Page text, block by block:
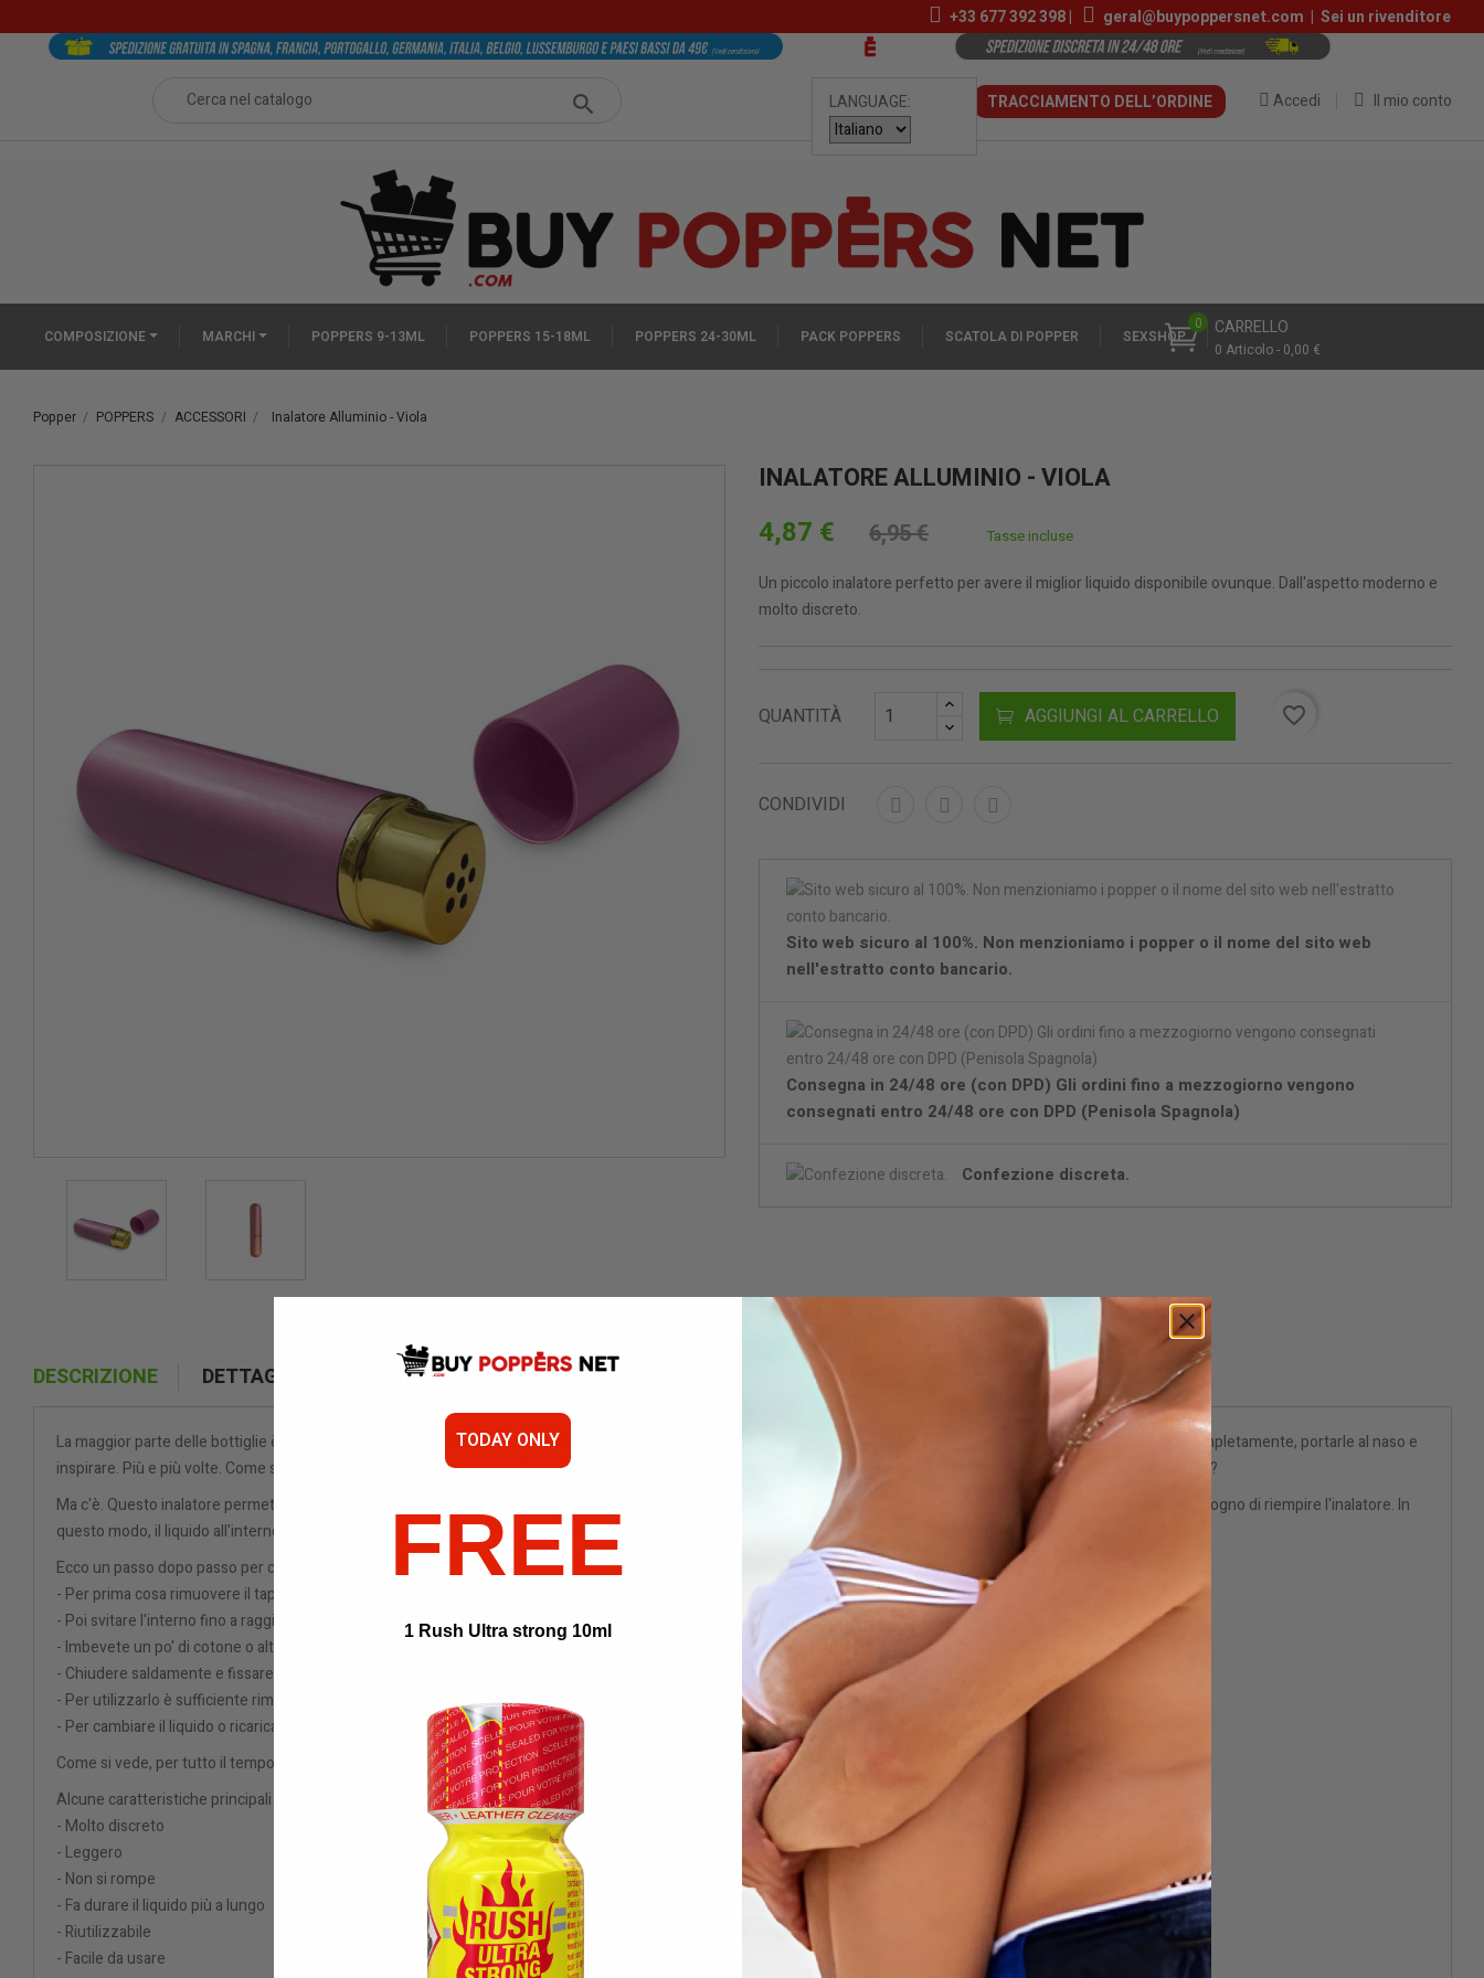
+33 677 392 398| geral@buypoppersnet.com | Sei un rivenditore
LANGUAGE: Il mio conto
Accedi
TRACCIAMENTO DELL’ORDINE
CARRELLO
0 Articolo - 0,00 €
0
COMPOSIZIONE MARCHI POPPERS 9-13ML POPPERS 15-18ML POPPERS 24-30ML PACK POPPERS SCATOLA DI POPPER SEXSHOP
Popper POPPERS ACCESSORI Inalatore Alluminio - Viola
INALATORE ALLUMINIO - VIOLA
4,87 € 6,95 € Tasse incluse
Un piccolo inalatore perfetto per avere il miglior liquido disponibile ovunque. Dall'aspetto moderno e
molto discreto.
QUANTITÀ AGGIUNGI AL CARRELLO favorite_border
CONDIVIDI
Sito web sicuro al 100%. Non menzioniamo i popper o il nome del sito web
nell'estratto conto bancario.
Consegna in 24/48 ore (con DPD) Gli ordini fino a mezzogiorno vengono
consegnati entro 24/48 ore con DPD (Penisola Spagnola)
Confezione discreta.
DESCRIZIONE DETTAGLI DEL PRODOTTO
La maggior parte delle bottiglie è come è oggi da anni. Sì, ci sono nuovi tappi, nuovi materiali o nuove aperture, ma il modo di usarle è sempre lo stesso. Bisogna aprirle completamente, portarle al naso e
inspirare. Più e più volte. Come sapete, i liquidi evaporano molto rapidamente, quindi se ci fosse un modo per evitare di aprire il flacone così spesso sarebbe fantastico, no?
Ma c'è. Questo inalatore permette di riempire il flacone solo come indicato qui sotto e, per un po' di tempo, di non doverlo più riaprire. Dovrete farlo solo quando avrete bisogno di riempire l'inalatore. In
questo modo, il liquido all'interno del flacone evaporerà più lentamente e si otterrà una maggiore quantità di liquido.
Ecco un passo dopo passo per capire quanto sia facile utilizzarlo:
- Per prima cosa rimuovere il tappo esterno dell'inalatore
- Poi svitare l'interno fino a raggiungere l'area in cui è possibile conservare il liquido.
- Imbevete un po' di cotone o altro materiale assorbente nel vostro liquido preferito e mettetelo all'interno dell'inalatore.
- Chiudere saldamente e fissare il coperchio esterno
- Per utilizzarlo è sufficiente rimuovere il coperchio e portare l'inalatore al naso, proprio come si farebbe con un flacone.
- Per cambiare il liquido o ricaricarlo basta sostituire il batuffolo di cotone con uno nuovo.
Come si vede, per tutto il tempo in cui si utilizza l'inalatore il flacone può rimanere vicino.
Alcune caratteristiche principali dell'inalatore
- Molto discreto
- Leggero
- Non si rompe
- Fa durare il liquido più a lungo
- Riutilizzabile
- Facile da usare
TODAY ONLY
FREE
1 Rush Ultra strong 10ml